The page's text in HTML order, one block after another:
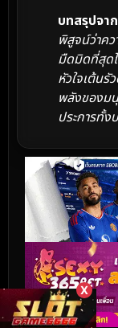
X
บทสรุปจา
พิสูจน์ว่าค
มืดมิดที่สุด
หัวใจเต้นรั
พลังของม
ประการทั้ง